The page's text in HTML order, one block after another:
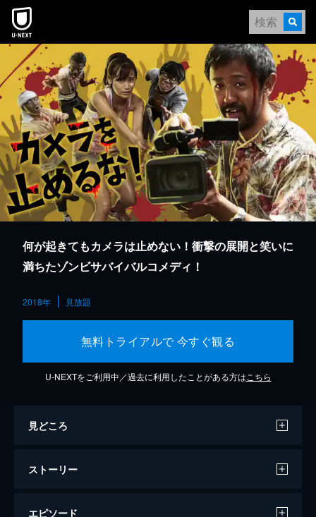
本文へスキップ
何が起きてもカメラは止めない！衝撃の展開と笑いに
満ちたゾンビサバイバルコメディ！
2018年 見放題
無料トライアルで 今すぐ観る
U-NEXTをご利用中／過去に利用したことがある方は こちら
見どころ
ストーリー
エピソード